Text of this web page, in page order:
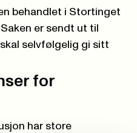
behandlet i Stortinget
er sendt ut til
selvfølgelig gi sitt
for
har store